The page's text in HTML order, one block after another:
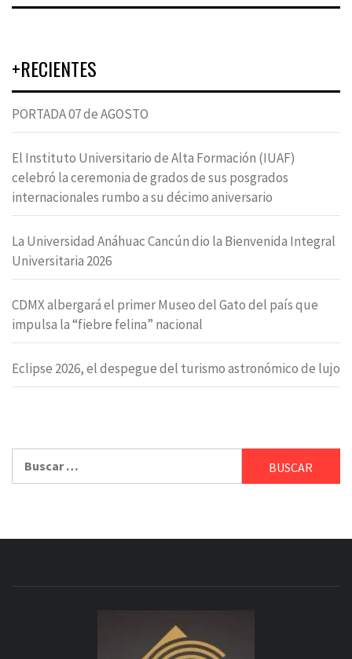
+RECIENTES
PORTADA 07 de AGOSTO
El Instituto Universitario de Alta Formación (IUAF)
celebró la ceremonia de grados de sus posgrados
internacionales rumbo a su décimo aniversario
La Universidad Anáhuac Cancún dio la Bienvenida Integral
Universitaria 2026
CDMX albergará el primer Museo del Gato del país que
impulsa la “fiebre felina” nacional
Eclipse 2026, el despegue del turismo astronómico de lujo